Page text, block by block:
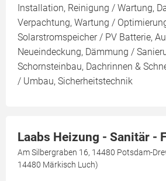
Installation, Reinigung / Wartung,
Verpachtung, Wartung /
Solarstromspeicher / PV Batterie,
Neueindeckung, Dämmung /
Schornsteinbau, Dachrinnen &
/ Umbau, Sicherheitstechnik
Laabs Heizung - Sanitär -
Am Silbergraben 16, 14480 Potsdam-
14480 Märkisch Luch)